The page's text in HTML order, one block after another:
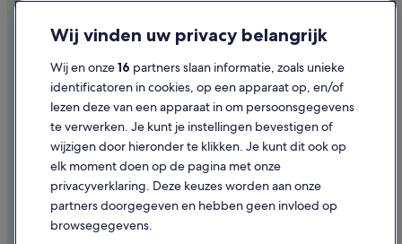
All-Inclusive in Valkenburg aan de Geul
Best Western-hotels in Zuid-Limburg
Hotels in de buurt van Gemeentegrot Valkenburg
Fletcher-Hotels in Valkenburg aan de Geul
Cookies
Juridische informatie/Contact
Inhoudsrichtlijnen en inhoud rapporteren
Hulp
Ondersteuning
Je boeking wijzigen of annuleren
Restitutieproces en tijdsbestek
Wij vinden uw privacy belangrijk
Wij en onze16 partners slaan informatie, zoals unieke
identificatoren in cookies, op een apparaat op, en/of
lezen deze van een apparaat in om persoonsgegevens
te verwerken. Je kunt je instellingen bevestigen of
wijzigen door hieronder te klikken. Je kunt dit ook op
elk moment doen op de pagina met onze
privacyverklaring. Deze keuzes worden aan onze
partners doorgegeven en hebben geen invloed op
browsegegevens.